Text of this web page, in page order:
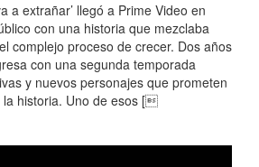
a extrañar’ llegó a Prime Video en
con una historia que mezclaba
complejo proceso de crecer. Dos años
con una segunda temporada
y nuevos personajes que prometen
historia. Uno de esos [